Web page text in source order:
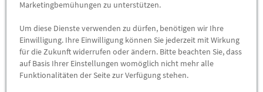
Aufbauteilen und Beladung siehe Bordbuch
A3 Sportback (AB4), 2021 - , A3 Sportback TFSI e (AB4), 2021 - ,
A3 Sportback g-tron (AB4), 2021 - , S3 Sportback (AB4), 2021 -
Marketingbemühungen zu unterstützen.
Um diese Dienste verwenden zu dürfen, benötigen wir Ihre
Einwilligung. Ihre Einwilligung können Sie jederzeit mit Wirkung
für die Zukunft widerrufen oder ändern. Bitte beachten Sie, dass
auf Basis Ihrer Einstellungen womöglich nicht mehr alle
Funktionalitäten der Seite zur Verfügung stehen.